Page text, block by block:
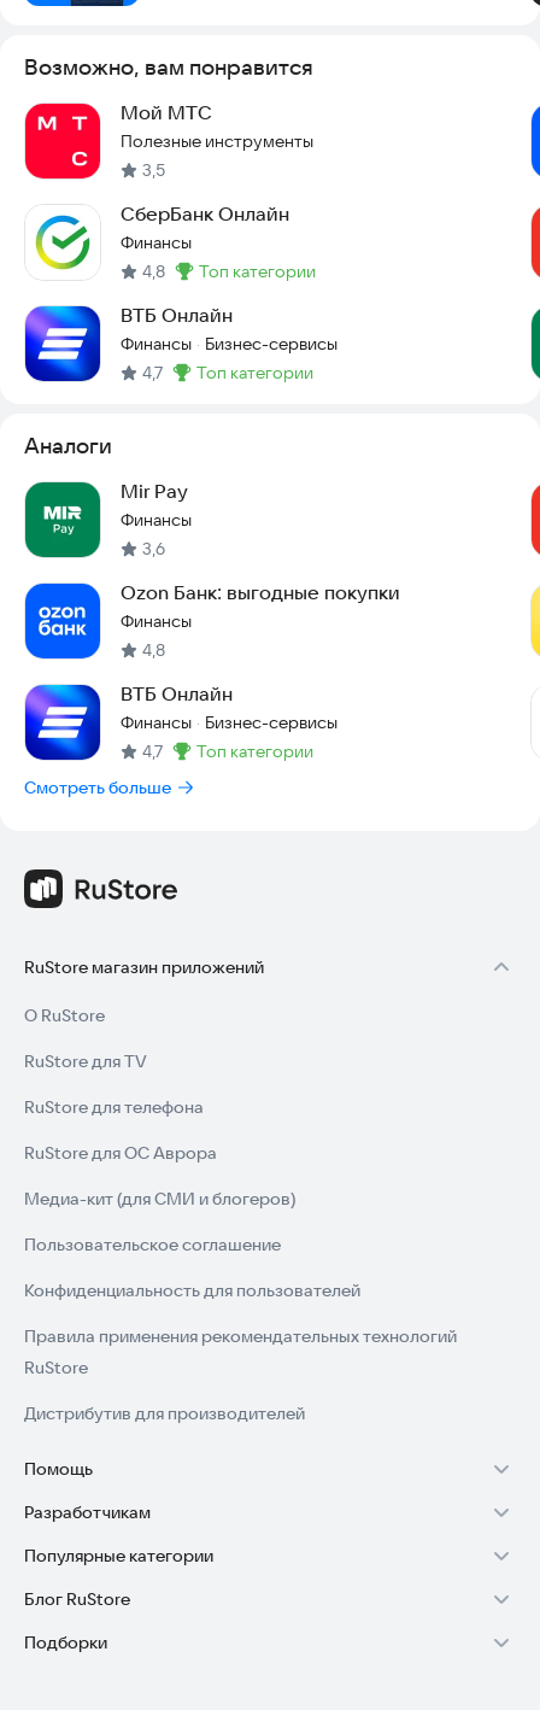
Возможно, вам понравится
Мой МТС
Полезные инструменты
3,5
СберБанк Онлайн
Финансы
4,8
Метка:
топ категории
ВТБ Онлайн
Финансы · Бизнес-сервисы
4,7
Метка:
топ категории
Аналоги
Mir Pay
Финансы
3,6
Ozon Банк: выгодные покупки
Финансы
4,8
ВТБ Онлайн
Финансы · Бизнес-сервисы
4,7
Метка:
топ категории
Смотреть больше
RuStore магазин приложений
О RuStore
RuStore для TV
RuStore для телефона
RuStore для ОС Аврора
Медиа-кит (для СМИ и блогеров)
Пользовательское соглашение
Конфиденциальность для пользователей
Правила применения рекомендательных технологий
RuStore
Дистрибутив для производителей
Помощь
Установка RuStore на TV
Установка RuStore на телефон
Установка RuStore в машину
Помощь пользователям RuStore
Разработчикам
Зарабатывать с RuStore
Стать разработчиком
Доступ к RuStore Консоль
Популярные категории
Игры для Android
Приложения банков
Блог RuStore
Обзоры игр для Android 2025
Подборки